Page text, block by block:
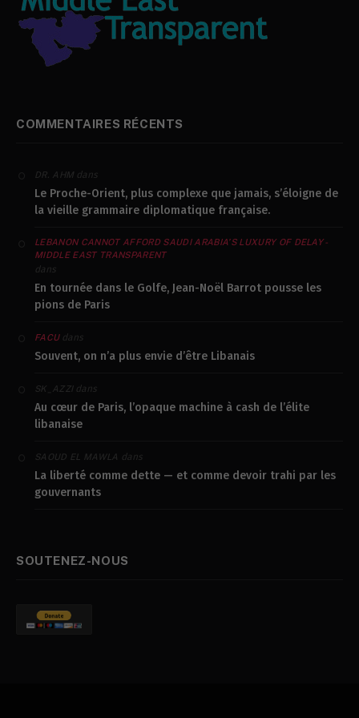
COMMENTAIRES RÉCENTS
DR. AHM dans
Le Proche-Orient, plus complexe que jamais, s’éloigne de
la vieille grammaire diplomatique française.
LEBANON CANNOT AFFORD SAUDI ARABIA’S LUXURY OF DELAY -
MIDDLE EAST TRANSPARENT
dans
En tournée dans le Golfe, Jean-Noël Barrot pousse les
pions de Paris
FACUdans
Souvent, on n’a plus envie d’être Libanais
SK_AZZIdans
Au cœur de Paris, l’opaque machine à cash de l’élite
libanaise
SAOUD EL MAWLA dans
La liberté comme dette — et comme devoir trahi par les
gouvernants
SOUTENEZ-NOUS